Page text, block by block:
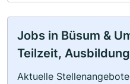
Jobs in Büsum &
Teilzeit,
Aktuelle